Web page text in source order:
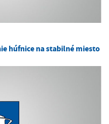
húfnice na stabilné miesto